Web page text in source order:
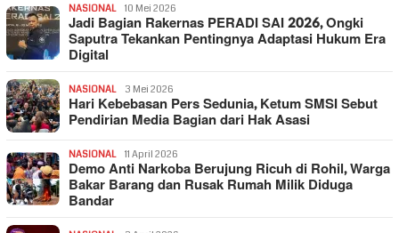
NASIONAL 10 Mei 2026
Jadi Bagian Rakernas PERADI SAI 2026, Ongki
Saputra Tekankan Pentingnya Adaptasi Hukum Era
Digital
NASIONAL 3 Mei 2026
Hari Kebebasan Pers Sedunia, Ketum SMSI Sebut
Pendirian Media Bagian dari Hak Asasi
NASIONAL 11 April 2026
Demo Anti Narkoba Berujung Ricuh di Rohil, Warga
Bakar Barang dan Rusak Rumah Milik Diduga
Bandar